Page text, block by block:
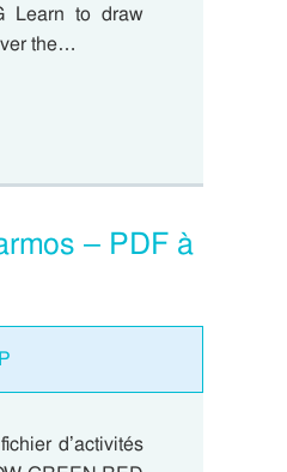
Learn to draw
the…
– PDF à
d’activités